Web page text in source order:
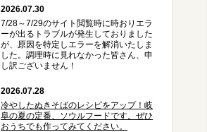
2026.07.30
7/28～7/29のサイト閲覧時に時おりエラ
ーが出るトラブルが発生しておりました
が、原因を特定しエラーを解消いたしま
した。調理時に見れなかった皆さん、申
し訳ございません！
2026.07.28
冷やしたぬきそばのレシピをアップ！岐
阜の夏の定番、ソウルフードです。ぜひ
おうちでも作ってみてください。